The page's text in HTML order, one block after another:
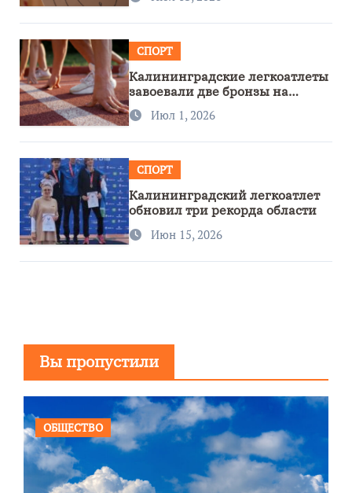
СПОРТ
Калининградские легкоатлеты
завоевали две бронзы на
первенстве России
Июл 1, 2026
СПОРТ
Калининградский легкоатлет
обновил три рекорда области
Июн 15, 2026
Вы пропустили
ОБЩЕСТВО